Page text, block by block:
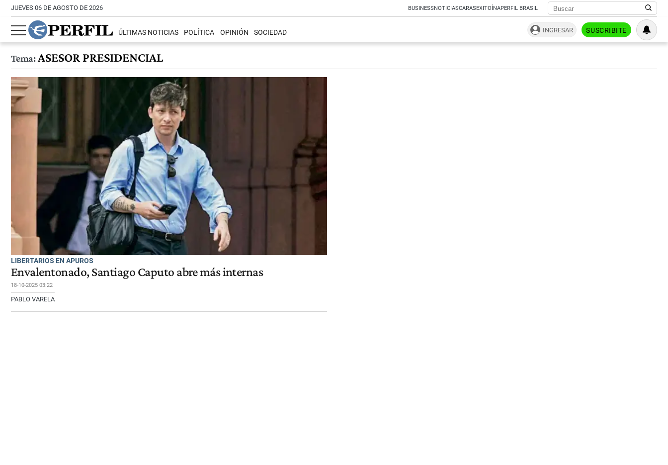
JUEVES 06 DE AGOSTO DE 2026 BUSINESSNOTICIASCARASEXITOÍNAPERFIL BRASIL
ÚLTIMAS NOTICIAS POLÍTICA OPINIÓN SOCIEDAD INGRESAR SUSCRIBITE
Tema:ASESOR PRESIDENCIAL
LIBERTARIOS EN APUROS
Envalentonado, Santiago Caputo abre más internas
18-10-2025 03:22
PABLO VARELA